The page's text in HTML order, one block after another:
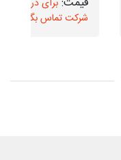
شرکت تماس بگیرید